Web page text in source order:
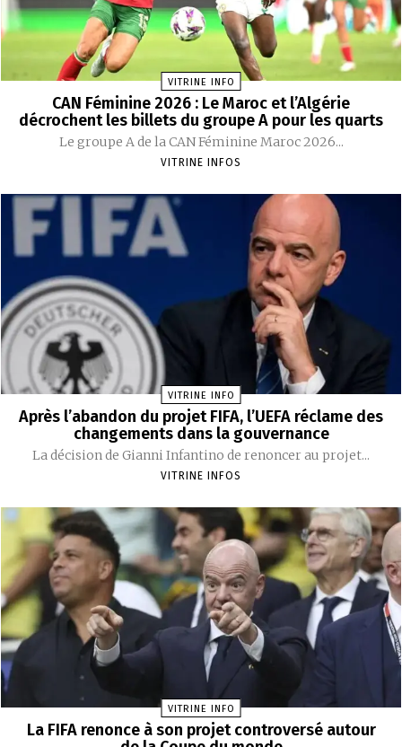
VITRINE INFO
CAN Féminine 2026 : Le Maroc et l’Algérie
décrochent les billets du groupe A pour les quarts
Le groupe A de la CAN Féminine Maroc 2026...
VITRINE INFOS
VITRINE INFO
Après l’abandon du projet FIFA, l’UEFA réclame des
changements dans la gouvernance
La décision de Gianni Infantino de renoncer au projet...
VITRINE INFOS
VITRINE INFO
La FIFA renonce à son projet controversé autour